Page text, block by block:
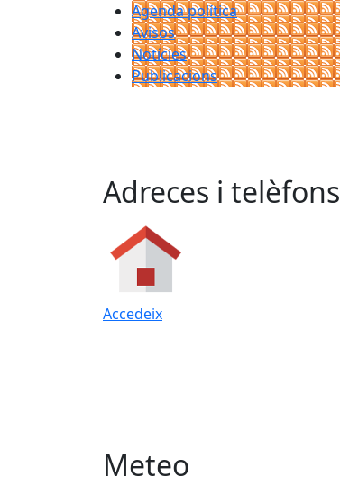
Agenda política
Avisos
Notícies
Publicacions
Adreces i telèfons
Accedeix
Meteo